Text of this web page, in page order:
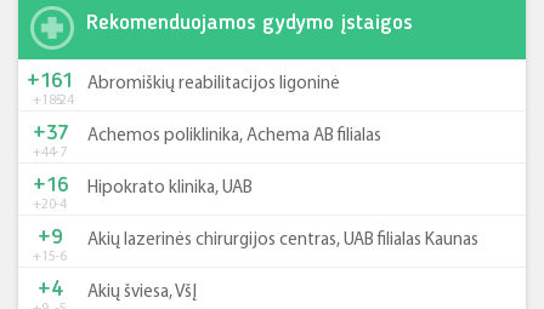
Rekomenduojamos gydymo įstaigos
+185-24
+161 Abromiškių reabilitacijos ligoninė
+44-7
+37 Achemos poliklinika, Achema AB filialas
+20-4
+16 Hipokrato klinika, UAB
+15-6
+9 Akių lazerinės chirurgijos centras, UAB filialas Kaunas
+4 Akių šviesa, VšĮ